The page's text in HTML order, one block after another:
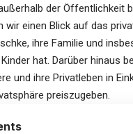
der Öffentlichkeit
wir einen Blick auf das
ihre Familie und
Kinder hat. Darüber hinaus
und ihre Privatleben in
preiszugeben.